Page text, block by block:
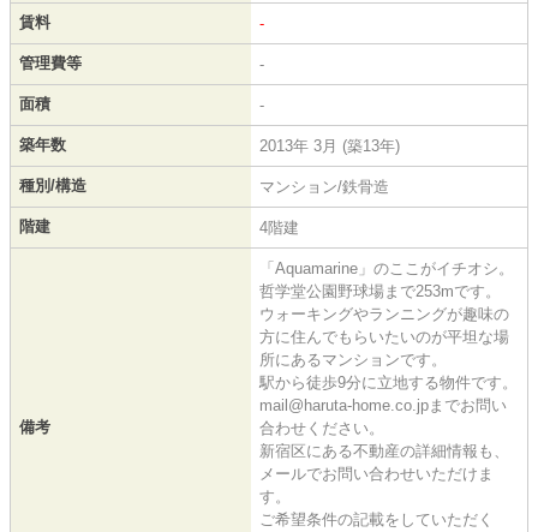
賃料 -
管理費等 -
面積 -
築年数 2013年 3月 (築13年)
種別/構造 マンション/鉄骨造
階建 4階建
備考
「Aquamarine」のここがイチオシ。
哲学堂公園野球場まで253mです。
ウォーキングやランニングが趣味の
方に住んでもらいたいのが平坦な場
所にあるマンションです。
駅から徒歩9分に立地する物件です。
mail@haruta-home.co.jpまでお問い
合わせください。
新宿区にある不動産の詳細情報も、
メールでお問い合わせいただけま
す。
ご希望条件の記載をしていただく